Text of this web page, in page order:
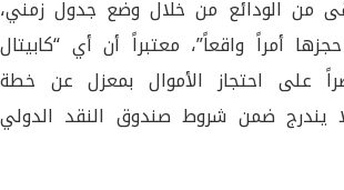
من الودائع من خلال وضع جدول زمني،
أمراً واقعاً”، معتبراً أن أي “كابيتال
على احتجاز الأموال بمعزل عن خطة
يندرج ضمن شروط صندوق النقد الدولي